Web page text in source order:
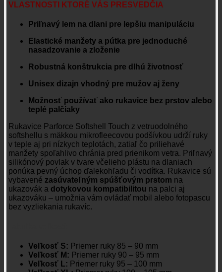
VLASTNOSTI KTORÉ VÁS PRESVEDČIA
Priľnavý lem na dlani pre lepšiu manipuláciu
Elastické manžety a pútka pre jednoduché
nasadzovanie a zloženie
Robustná konštrukcia pre dlhú životnosť
Unisex dizajn vhodný pre mužov aj ženy
Možnosť používať ako rukavice bez prstov alebo
teplé palčiaky
Rukavice Parforce Softshell Touch z vetruodolného
softshellu s mäkkou mikrofleecovou podšívkou udrží ruky
v teple aj pri nízkych teplotách, zatiaľ čo priliehavé
manžety spoľahlivo chránia pred prienikom vetra. Priľnavý
silikónový povlak v tvare včelieho plástu na dlaniach
ponúka pevný úchop ďalekohľadu či vodítka. Rukavice sú
vybavené zasúvateľným spúšťovým prstom na
ukazovák a dotykovou kompatibilitou na palci aj
ukazováku – umožnia vám ovládať mobil alebo fotopascu
bez vyzliekania rukavíc.
Veľkosť S: Priemer ruky 85 – 90 mm
Veľkosť M: Priemer ruky 90 – 95 mm
Veľkosť L: Priemer ruky 95 – 100 mm